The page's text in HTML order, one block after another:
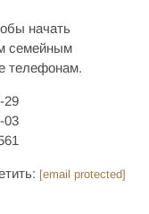
начать
семейным
телефонам.
29
03
[email protected]